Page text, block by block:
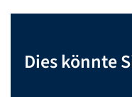
Dies könnte